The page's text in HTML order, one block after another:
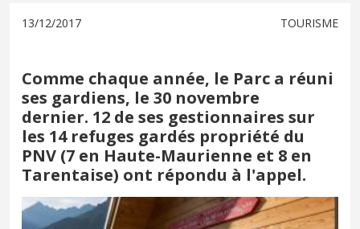
13/12/2017 TOURISME
Comme chaque année, le Parc a réuni
ses gardiens, le 30 novembre
dernier. 12 de ses gestionnaires sur
les 14 refuges gardés propriété du
PNV (7 en Haute-Maurienne et 8 en
Tarentaise) ont répondu à l'appel.